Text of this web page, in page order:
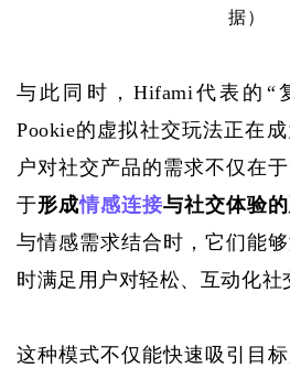
据）
与此同时，Hifami代表的“
Pookie的虚拟社交玩法正在
户对社交产品的需求不仅在于
于形成情感连接与社交体验
与情感需求结合时，它们能
时满足用户对轻松、互动化社
这种模式不仅能快速吸引目